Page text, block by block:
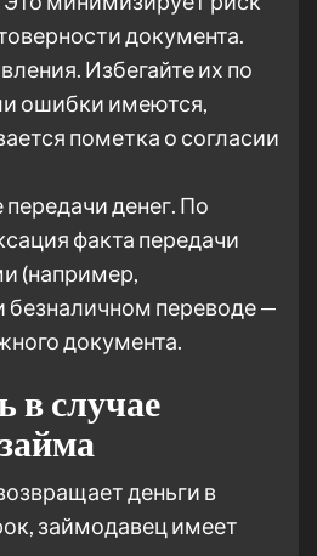
документа.
Избегайте их по
ошибки имеются,
пометка о согласии
денег. По
факта передачи
(например,
безналичном переводе —
документа.
в случае
деньги в
займодавец имеет